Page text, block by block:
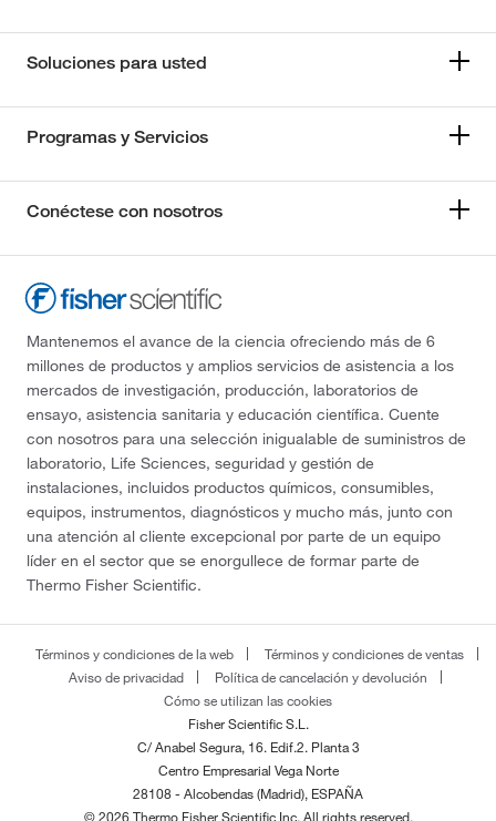
Soluciones para usted
Programas y Servicios
Conéctese con nosotros
Mantenemos el avance de la ciencia ofreciendo más de 6
millones de productos y amplios servicios de asistencia a los
mercados de investigación, producción, laboratorios de
ensayo, asistencia sanitaria y educación científica. Cuente
con nosotros para una selección inigualable de suministros de
laboratorio, Life Sciences, seguridad y gestión de
instalaciones, incluidos productos químicos, consumibles,
equipos, instrumentos, diagnósticos y mucho más, junto con
una atención al cliente excepcional por parte de un equipo
líder en el sector que se enorgullece de formar parte de
Thermo Fisher Scientific.
Términos y condiciones de la web
Términos y condiciones de ventas
Aviso de privacidad
Política de cancelación y devolución
Cómo se utilizan las cookies
Fisher Scientific S.L.
C/ Anabel Segura, 16. Edif.2. Planta 3
Centro Empresarial Vega Norte
28108 - Alcobendas (Madrid), ESPAÑA
© 2026 Thermo Fisher Scientific Inc. All rights reserved.